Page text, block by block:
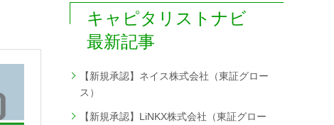
キャピタリストナビ
最新記事
【新規承認】ネイス株式会社（東証グロー
ス）
【新規承認】LiNKX株式会社（東証グロー